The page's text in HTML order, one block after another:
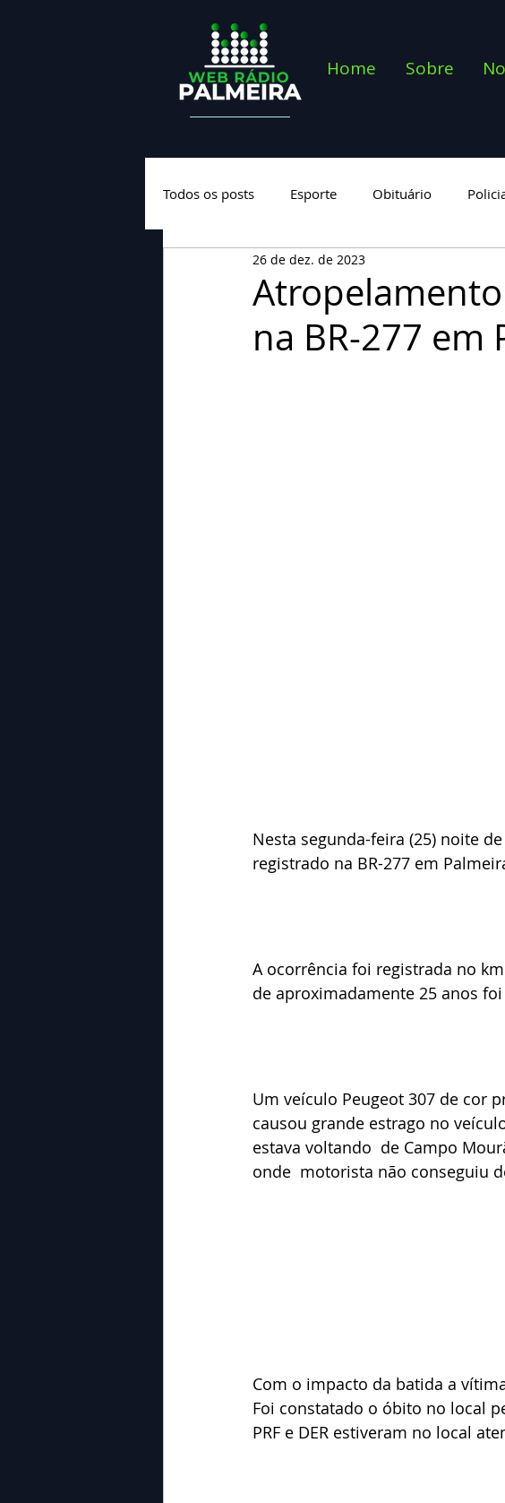
Home Sobre
Todos os posts Esporte Obituário
Geral Nova categoria
na BR-277 em
26 de dez. de 2023
Nesta segunda-feira (25) noite
registrado na BR-277 em
A ocorrência foi registrada no
de aproximadamente 25 anos
Um veículo Peugeot 307 de cor
causou grande estrago no
estava voltando  de Campo
onde  motorista não conseguiu
Com o impacto da batida a
Foi constatado o óbito no local
PRF e DER estiveram no local